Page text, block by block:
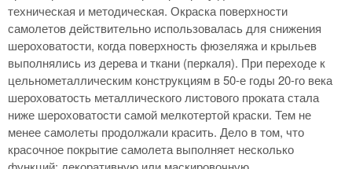
техническая и методическая. Окраска поверхности
самолетов действительно использовалась для снижения
шероховатости, когда поверхность фюзеляжа и крыльев
выполнялись из дерева и ткани (перкаля). При переходе к
цельнометаллическим конструкциям в 50-е годы 20-го века
шероховатость металлического листового проката стала
ниже шероховатости самой мелкотертой краски. Тем не
менее самолеты продолжали красить. Дело в том, что
красочное покрытие самолета выполняет несколько